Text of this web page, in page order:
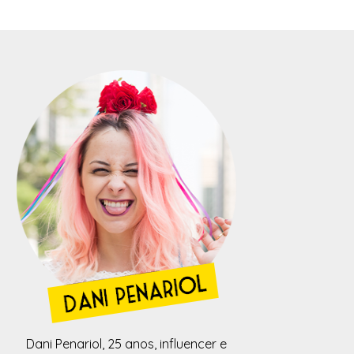
Dani Penariol, 25 anos, influencer e